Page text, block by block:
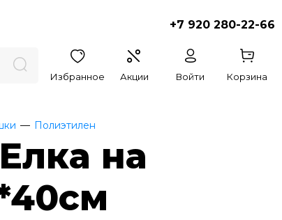
+7 920 280-22-66
Избранное Акции Войти Корзина
Полиэтилен
на